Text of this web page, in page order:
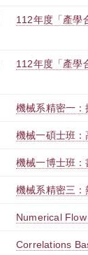
112年度「產學
112年度「產學
機械系精密一
機械一碩士班
機械一博士班
機械系精密三
Numerical
Correlations